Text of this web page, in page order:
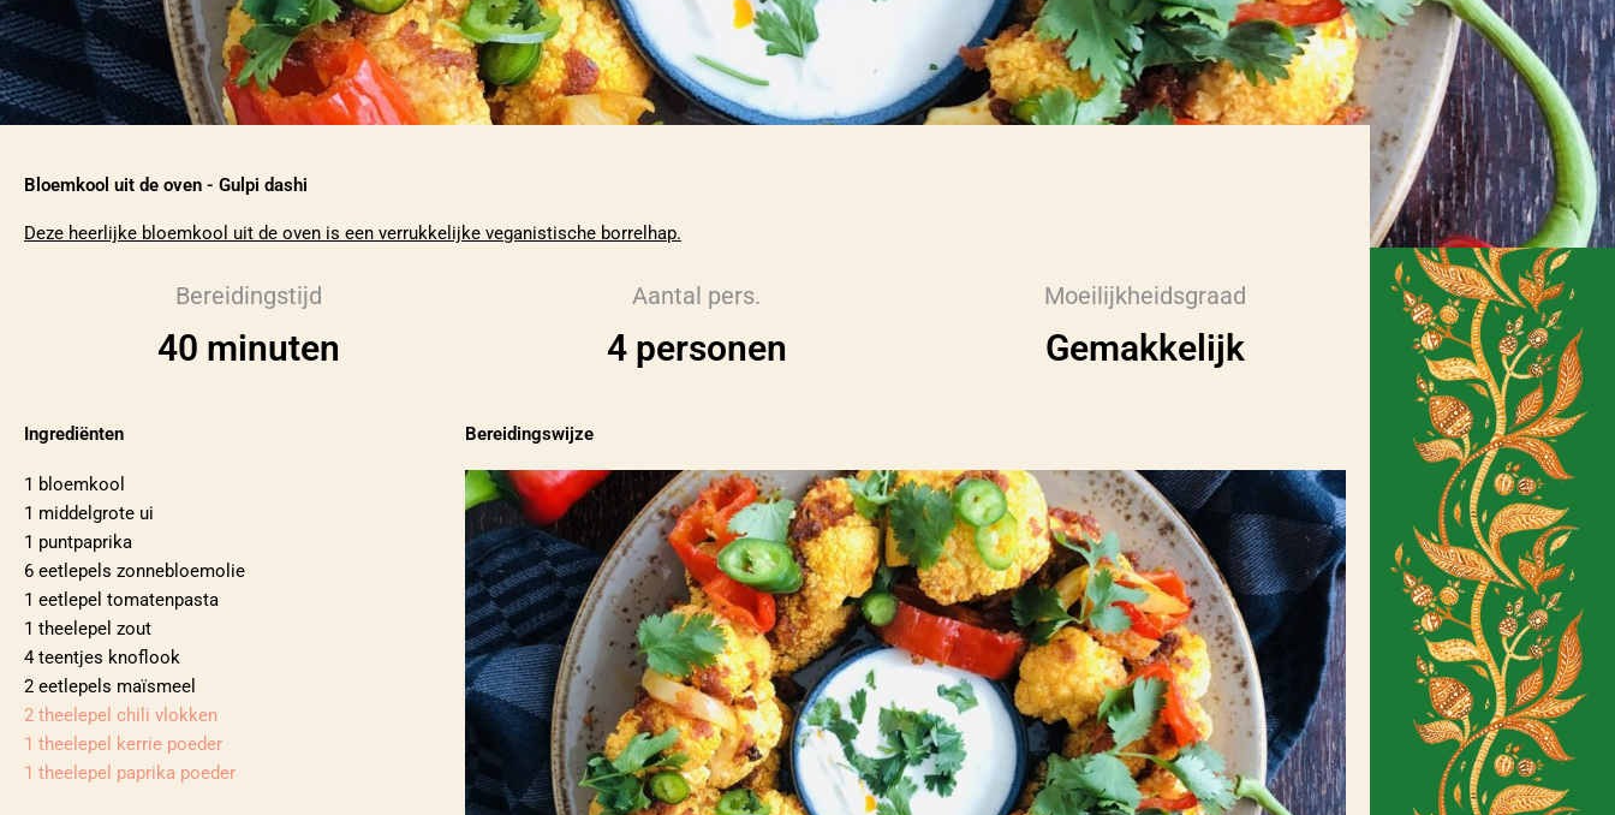
Bloemkool uit de oven - Gulpi dashi
Deze heerlijke bloemkool uit de oven is een verrukkelijke veganistische borrelhap.
Bereidingstijd
40 minuten
Aantal pers.
4 personen
Moeilijkheidsgraad
Gemakkelijk
Ingrediënten
1 bloemkool
1 middelgrote ui
1 puntpaprika
6 eetlepels zonnebloemolie
1 eetlepel tomatenpasta
1 theelepel zout
4 teentjes knoflook
2 eetlepels maïsmeel
2 theelepel chili vlokken
1 theelepel kerrie poeder
1 theelepel paprika poeder
Bereidingswijze